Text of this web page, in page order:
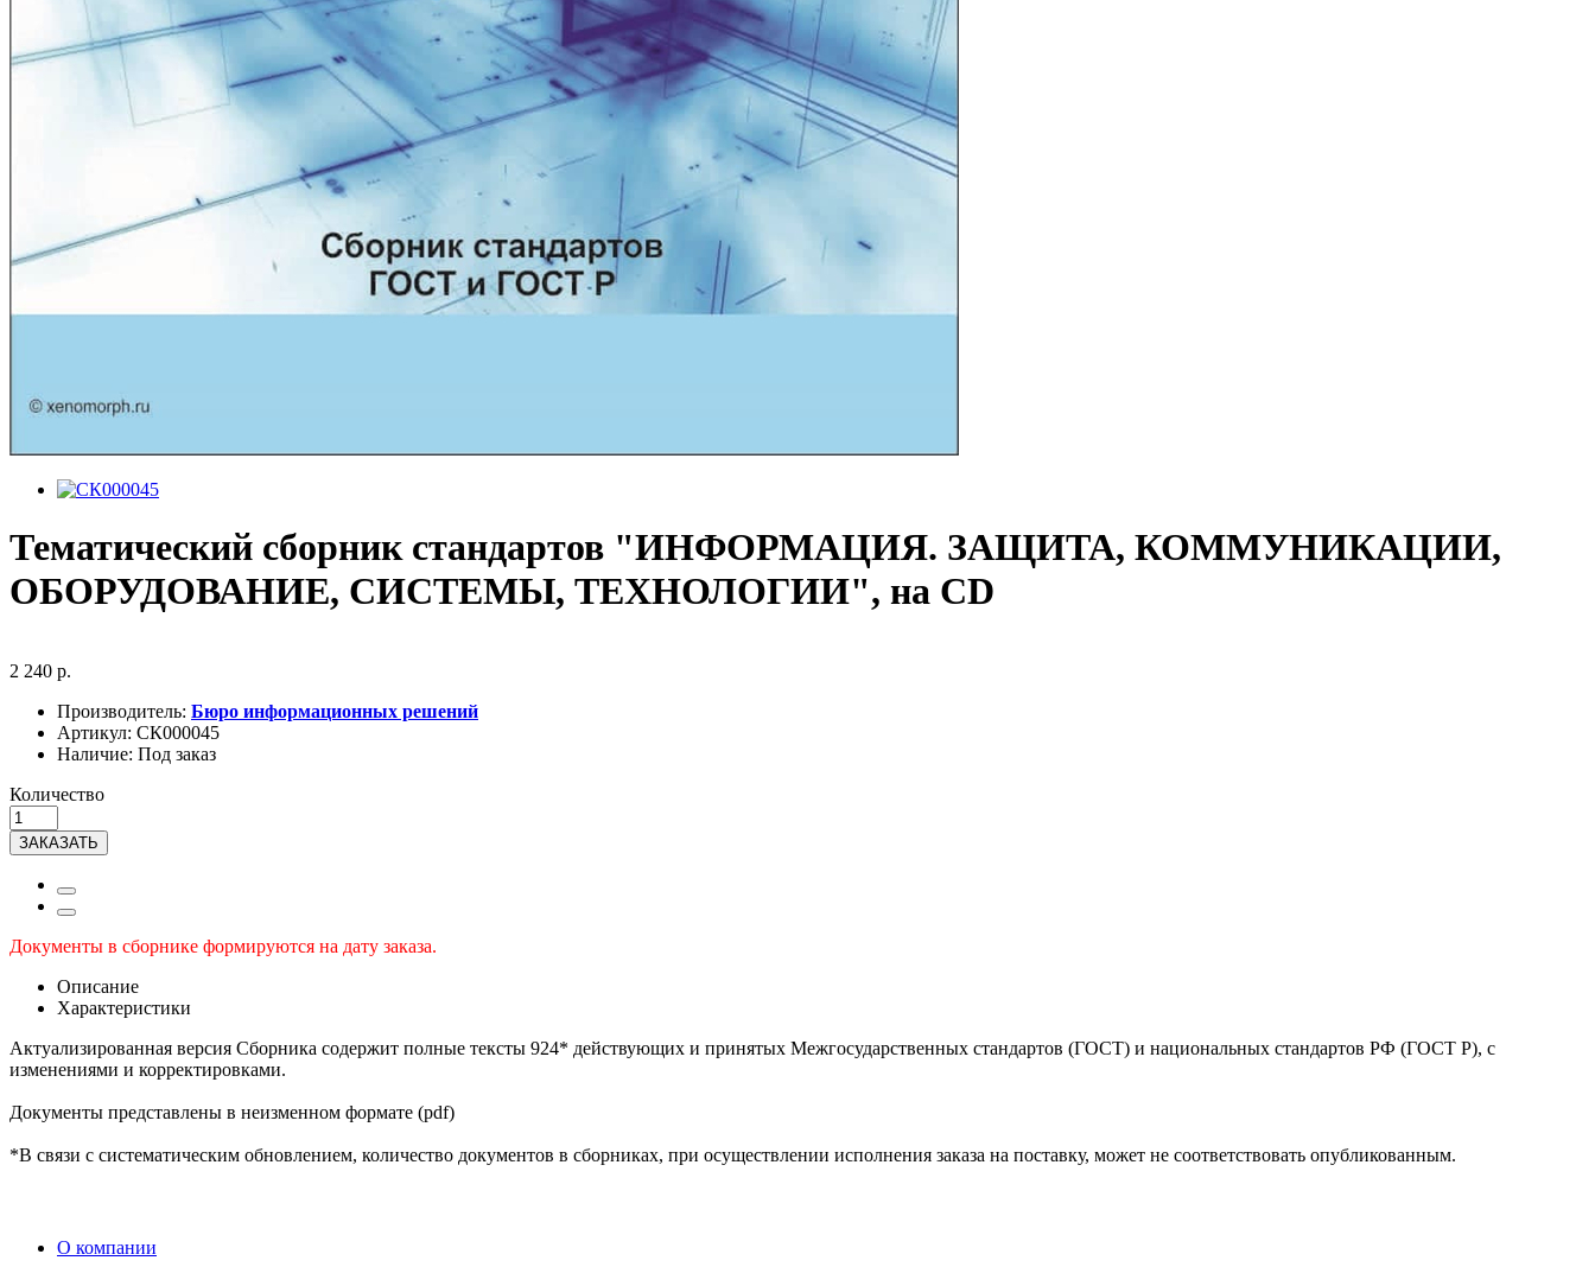
Тематический сборник стандартов "ИНФОРМАЦИЯ. ЗАЩИТА, КОММУНИКАЦИИ,
ОБОРУДОВАНИЕ, СИСТЕМЫ, ТЕХНОЛОГИИ", на CD
2 240 р.
Производитель: Бюро информационных решений
Артикул: СК000045
Наличие: Под заказ
Количество
ЗАКАЗАТЬ
Документы в сборнике формируются на дату заказа.
Описание
Характеристики
Актуализированная версия Сборника содержит полные тексты 924* действующих и принятых Межгосударственных стандартов (ГОСТ) и национальных стандартов РФ (ГОСТ Р), с
изменениями и корректировками.
Документы представлены в неизменном формате (pdf)
*В связи с систематическим обновлением, количество документов в сборниках, при осуществлении исполнения заказа на поставку, может не соответствовать опубликованным.
O компании